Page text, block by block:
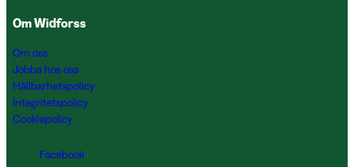
Om Widforss
Om oss
Jobba hos oss
Hållbarhetspolicy
Integritetspolicy
Cookiepolicy
Facebook